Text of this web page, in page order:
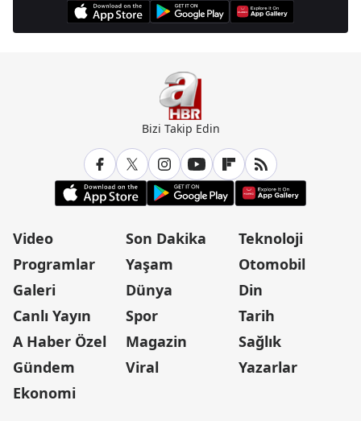
Bizi Takip Edin
Video
Programlar
Galeri
Canlı Yayın
A Haber Özel
Gündem
Ekonomi
Son Dakika
Yaşam
Dünya
Spor
Magazin
Viral
Teknoloji
Otomobil
Din
Tarih
Sağlık
Yazarlar